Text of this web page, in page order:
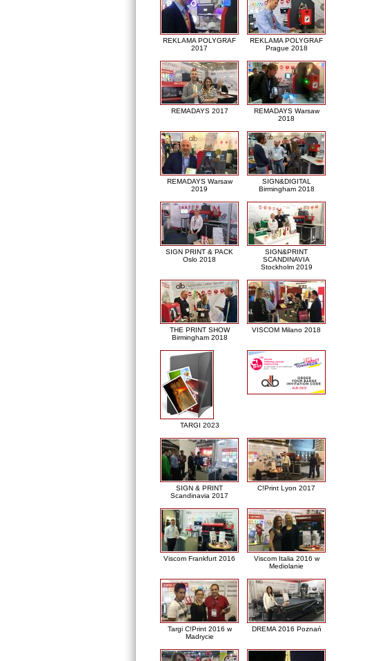
REKLAMA POLYGRAF
2017
REKLAMA POLYGRAF
Prague 2018
REMADAYS 2017
REMADAYS Warsaw
2018
REMADAYS Warsaw
2019
SIGN&DIGITAL
Birmingham 2018
SIGN PRINT & PACK
Oslo 2018
SIGN&PRINT
SCANDINAVIA
Stockholm 2019
THE PRINT SHOW
Birmingham 2018
VISCOM Milano 2018
TARGI 2023
SIGN & PRINT
Scandinavia 2017
C!Print Lyon 2017
Viscom Frankfurt 2016
Viscom Italia 2016 w
Mediolanie
Targi C!Print 2016 w
Madrycie
DREMA 2016 Poznań